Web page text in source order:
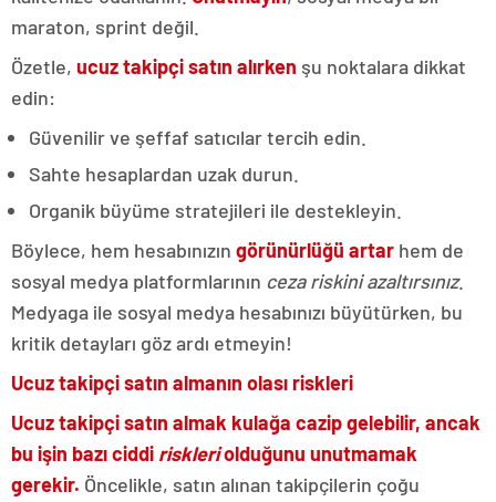
maraton, sprint değil.
Özetle, ucuz takipçi satın alırken şu noktalara dikkat
edin:
Güvenilir ve şeffaf satıcılar tercih edin.
Sahte hesaplardan uzak durun.
Organik büyüme stratejileri ile destekleyin.
Böylece, hem hesabınızın görünürlüğü artar hem de
sosyal medya platformlarının ceza riskini azaltırsınız.
Medyaga ile sosyal medya hesabınızı büyütürken, bu
kritik detayları göz ardı etmeyin!
Ucuz takipçi satın almanın olası riskleri
Ucuz takipçi satın almak kulağa cazip gelebilir, ancak
bu işin bazı ciddi riskleriolduğunu unutmamak
gerekir. Öncelikle, satın alınan takipçilerin çoğu